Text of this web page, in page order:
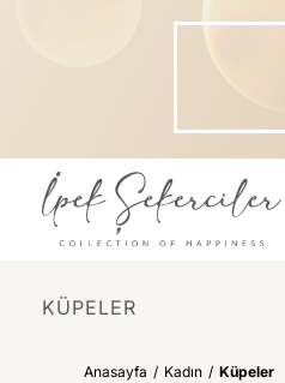
KÜPELER
Anasayfa Kadın Küpeler